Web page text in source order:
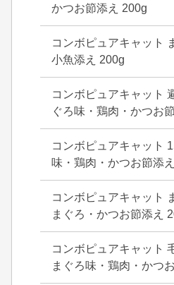
かつお節添え 200g
コンボピュアキャット
小魚添え 200g
コンボピュアキャット
ぐろ味・鶏肉・かつお
コンボピュアキャット
味・鶏肉・かつお節添
コンボピュアキャット
まぐろ・かつお節添え
コンボピュアキャット
まぐろ味・鶏肉・かつ